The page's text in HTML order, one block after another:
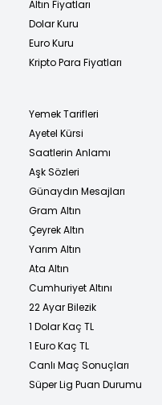
Altın Fiyatları
Dolar Kuru
Euro Kuru
Kripto Para Fiyatları
Yemek Tarifleri
Ayetel Kürsi
Saatlerin Anlamı
Aşk Sözleri
Günaydın Mesajları
Gram Altın
Çeyrek Altın
Yarım Altın
Ata Altın
Cumhuriyet Altını
22 Ayar Bilezik
1 Dolar Kaç TL
1 Euro Kaç TL
Canlı Maç Sonuçları
Süper Lig Puan Durumu